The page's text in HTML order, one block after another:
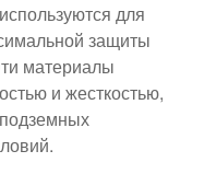
для
защиты
материалы
и жесткостью,